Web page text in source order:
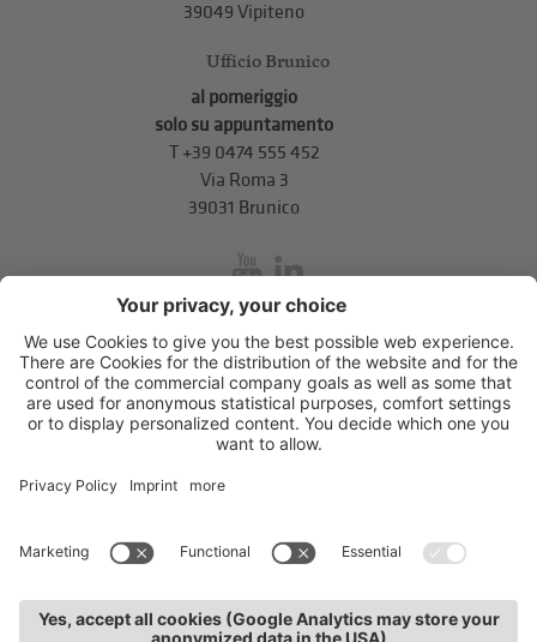
39049 Vipiteno
Ufficio Brunico
al pomeriggio
solo su appuntamento
T+39 0474 555 452
Via Roma 3
39031 Brunico
inService
Via di Mezzo ai Piani 5 ,39100 Bolzano.T+39 0471 310 311.
info@unione-bz.it
Impressum
Privacy